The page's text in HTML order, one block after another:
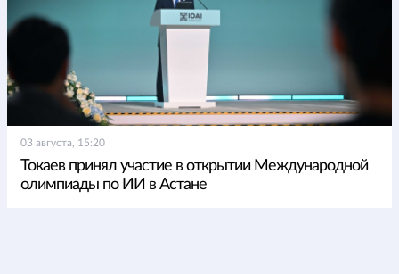
03 августа, 15:20
Токаев принял участие в открытии Международной
олимпиады по ИИ в Астане